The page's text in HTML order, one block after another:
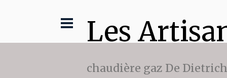
Les
chaudière gaz De Dietrich